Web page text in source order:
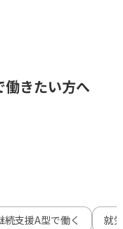
働きたい方へ
続支援A型で働く 就